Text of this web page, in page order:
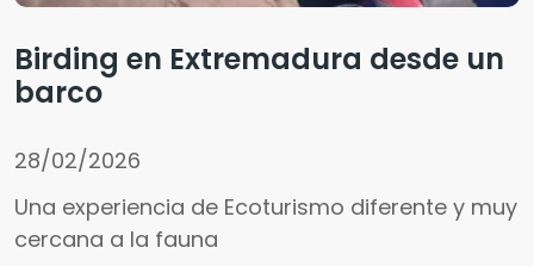
Birding en Extremadura desde un
barco
28/02/2026
Una experiencia de Ecoturismo diferente y muy
cercana a la fauna